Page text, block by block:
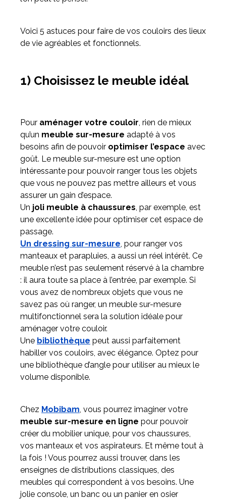
Voici 5 astuces pour faire de vos couloirs des lieux
de vie agréables et fonctionnels.
1) Choisissez le meuble idéal
Pour aménager votre couloir, rien de mieux
qu’un meuble sur-mesure adapté à vos
besoins afin de pouvoir optimiser l’espace avec
goût. Le meuble sur-mesure est une option
intéressante pour pouvoir ranger tous les objets
que vous ne pouvez pas mettre ailleurs et vous
assurer un gain d’espace.
Un joli meuble à chaussures, par exemple, est
une excellente idée pour optimiser cet espace de
passage.
Un dressing sur-mesure, pour ranger vos
manteaux et parapluies, a aussi un réel intérêt. Ce
meuble n’est pas seulement réservé à la chambre
: il aura toute sa place à l’entrée, par exemple. Si
vous avez de nombreux objets que vous ne
savez pas où ranger, un meuble sur-mesure
multifonctionnel sera la solution idéale pour
aménager votre couloir.
Une bibliothèque peut aussi parfaitement
habiller vos couloirs, avec élégance. Optez pour
une bibliothèque d’angle pour utiliser au mieux le
volume disponible.
Chez Mobibam, vous pourrez imaginer votre
meuble sur-mesure en ligne pour pouvoir
créer du mobilier unique, pour vos chaussures,
vos manteaux et vos aspirateurs. Et même tout à
la fois ! Vous pourrez aussi trouver, dans les
enseignes de distributions classiques, des
meubles qui correspondent à vos besoins. Une
jolie console, un banc ou un panier en osier